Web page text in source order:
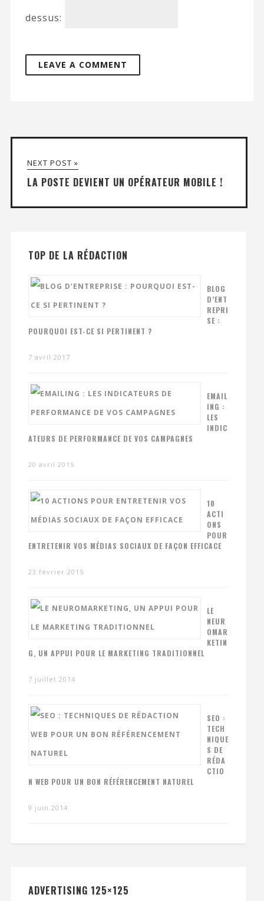
dessus:
NEXT POST »
LA POSTE DEVIENT UN OPÉRATEUR MOBILE !
TOP DE LA RÉDACTION
BLOG
D’ENT
REPRI
SE :
POURQUOI EST-CE SI PERTINENT ?
7 avril 2017
EMAIL
ING :
LES
INDIC
ATEURS DE PERFORMANCE DE VOS CAMPAGNES
20 avril 2015
10
ACTI
ONS
POUR
ENTRETENIR VOS MÉDIAS SOCIAUX DE FAÇON EFFICACE
23 février 2015
LE
NEUR
OMAR
KETIN
G, UN APPUI POUR LE MARKETING TRADITIONNEL
7 juillet 2014
SEO :
TECH
NIQUE
S DE
RÉDA
CTIO
N WEB POUR UN BON RÉFÉRENCEMENT NATUREL
9 juin 2014
ADVERTISING 125×125